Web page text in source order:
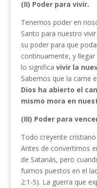
(II) Poder para vivir.
Tenemos poder en
Santo para nuestro
su poder para que
continuamente, y
lo significa vivir la
Sabemos que la carne
Dios ha abierto el
mismo mora en
(III) Poder para
Todo creyente
Antes de convertirnos
de Satanás, pero
fuimos puestos en el
2:1-5). La guerra que